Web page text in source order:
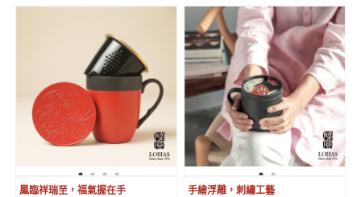
鳳臨祥瑞至，福氣握在手 手繪浮雕，刺繡工藝